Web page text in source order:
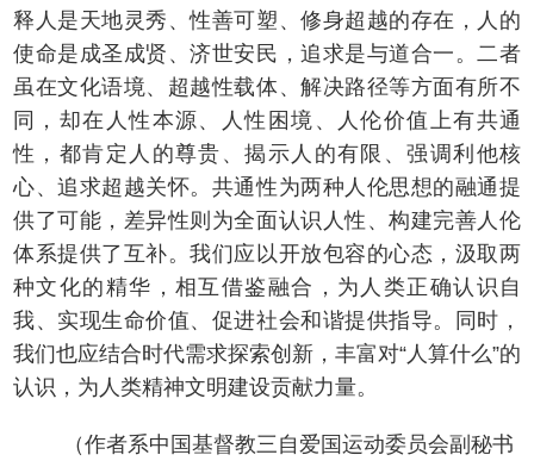
释人是天地灵秀、性善可塑、修身超越的存在，人的
使命是成圣成贤、济世安民，追求是与道合一。二者
虽在文化语境、超越性载体、解决路径等方面有所不
同，却在人性本源、人性困境、人伦价值上有共通
性，都肯定人的尊贵、揭示人的有限、强调利他核
心、追求超越关怀。共通性为两种人伦思想的融通提
供了可能，差异性则为全面认识人性、构建完善人伦
体系提供了互补。我们应以开放包容的心态，汲取两
种文化的精华，相互借鉴融合，为人类正确认识自
我、实现生命价值、促进社会和谐提供指导。同时，
我们也应结合时代需求探索创新，丰富对“人算什么”的
认识，为人类精神文明建设贡献力量。
（作者系中国基督教三自爱国运动委员会副秘书